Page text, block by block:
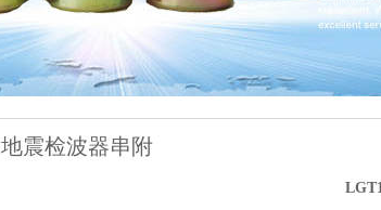
地震检波器串附